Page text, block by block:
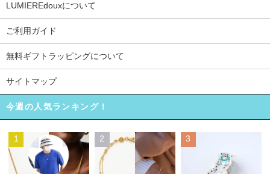
LUMIEREdouxについて
ご利用ガイド
無料ギフトラッピングについて
サイトマップ
今週の人気ランキング！
1 2 3